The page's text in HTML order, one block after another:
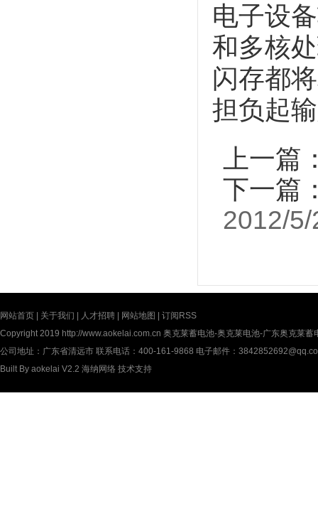
电子设
和多核
闪存都
担负起
上一篇
下一篇
2012/5/
网站首页 关于我们 人才招聘 网站地图
订阅RSS
Copyright 2019 http://www.aokelai.com.cn 奥克莱蓄电池-奥克莱电池-广东奥克莱
公司地址：广东省清远市 联系电话：400-161-9868 电子邮件：
Built By aokelai V2.2 海纳网络 技术支持